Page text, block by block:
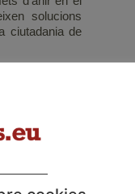
solucions
ciutadania de
d’àmbit
En la
d’ahir són
posada en
públics hagin